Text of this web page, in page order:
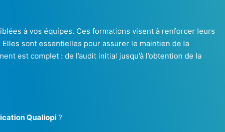
à vos équipes. Ces formations visent à renforcer leurs
sont essentielles pour assurer le maintien de la
est complet : de l’audit initial jusqu’à l’obtention de la
Qualiopi ?